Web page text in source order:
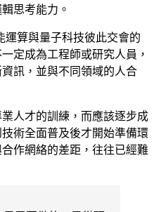
思考能力。
運算與量子科技彼此交會的
定成為工程師或研究人員，
訊，並與不同領域的人合
人才的訓練，而應該逐步成
術全面普及後才開始準備環
作網絡的差距，往往已經難